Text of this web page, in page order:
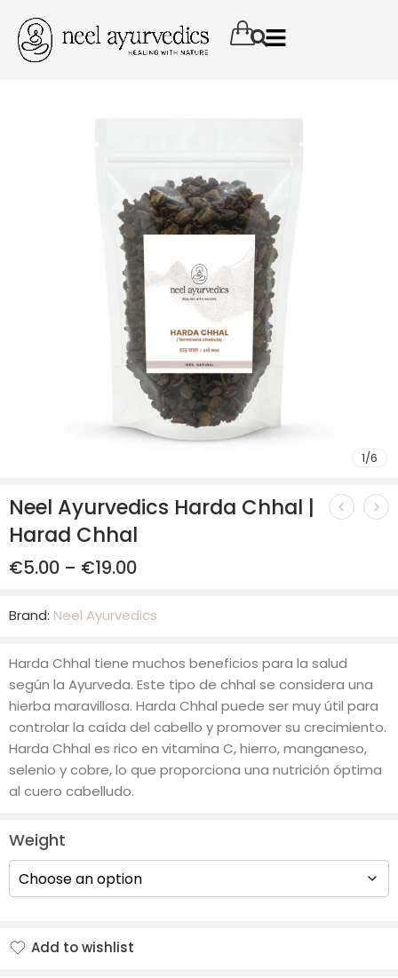
1/6
Neel Ayurvedics Harda Chhal |
Harad Chhal
€5.00 – €19.00
Brand: Neel Ayurvedics
Harda Chhal tiene muchos beneficios para la salud
según la Ayurveda. Este tipo de chhal se considera una
hierba maravillosa. Harda Chhal puede ser muy útil para
controlar la caída del cabello y promover su crecimiento.
Harda Chhal es rico en vitamina C, hierro, manganeso,
selenio y cobre, lo que proporciona una nutrición óptima
al cuero cabelludo.
Weight
Add to wishlist